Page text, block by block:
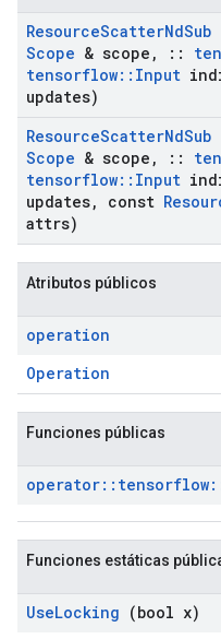
ResourceScatterNdSub
Scope & scope , ::
tensorflow:: Input
updates)
ResourceScatterNdSub
Scope & scope , ::
tensorflow:: Input
updates, const
attrs)
Atributos públicos
operation
Operation
Funciones públicas
operator:: tensorflow
Funciones estáticas
UseLocking (bool x)